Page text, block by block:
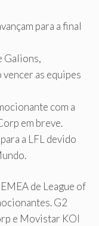
para a final
Galions,
as equipes
com a
em breve.
a LFL devido
de League of
G2
e Movistar KOI